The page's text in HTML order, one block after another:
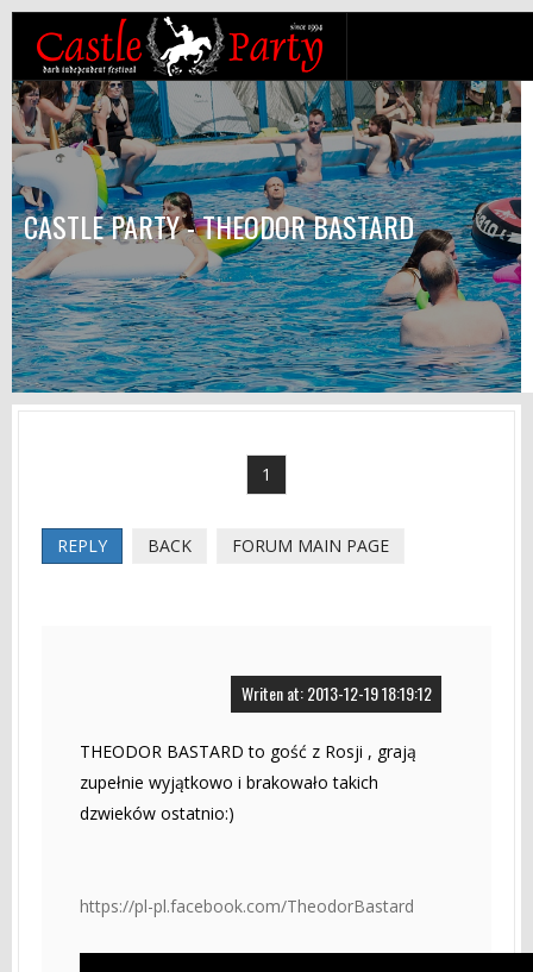
CASTLE PARTY - THEODOR BASTARD
1
REPLY BACK FORUM MAIN PAGE
Writen at: 2013-12-19 18:19:12
THEODOR BASTARD to gość z Rosji , grają
zupełnie wyjątkowo i brakowało takich
dzwieków ostatnio:)
https://pl-pl.facebook.com/TheodorBastard